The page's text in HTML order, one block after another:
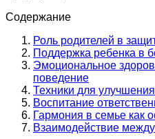
Содержание
Роль родителей в
Поддержка ребенка в
Эмоциональное
поведение
Техники для
Воспитание
Гармония в семье как
Взаимодействие